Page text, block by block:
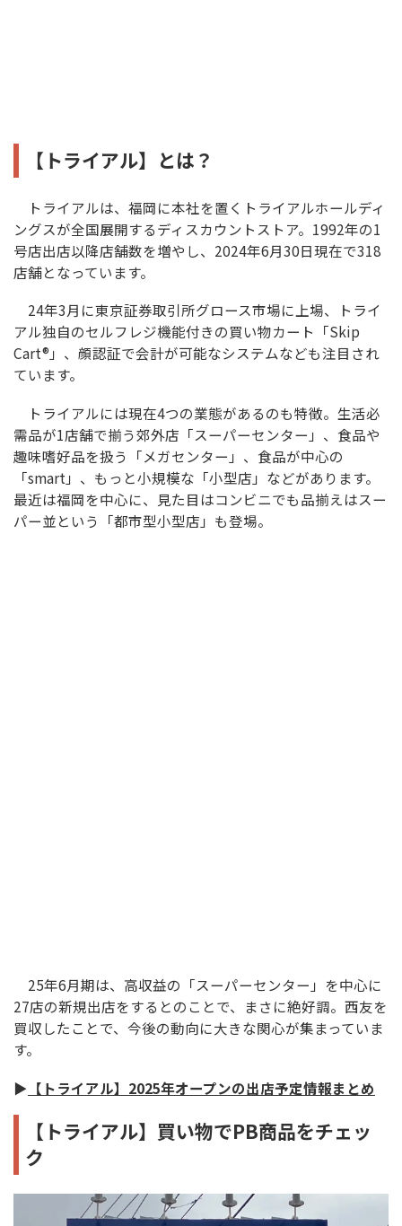
【トライアル】とは？
トライアルは、福岡に本社を置くトライアルホールディ
ングスが全国展開するディスカウントストア。1992年の1
号店出店以降店舗数を増やし、2024年6月30日現在で318
店舗となっています。
24年3月に東京証券取引所グロース市場に上場、トライ
アル独自のセルフレジ機能付きの買い物カート「Skip
Cart®」、顔認証で会計が可能なシステムなども注目され
ています。
トライアルには現在4つの業態があるのも特徴。生活必
需品が1店舗で揃う郊外店「スーパーセンター」、食品や
趣味嗜好品を扱う「メガセンター」、食品が中心の
「smart」、もっと小規模な「小型店」などがあります。
最近は福岡を中心に、見た目はコンビニでも品揃えはスー
パー並という「都市型小型店」も登場。
25年6月期は、高収益の「スーパーセンター」を中心に
27店の新規出店をするとのことで、まさに絶好調。西友を
買収したことで、今後の動向に大きな関心が集まっていま
す。
▶ 【トライアル】2025年オープンの出店予定情報まとめ
【トライアル】買い物でPB商品をチェッ
ク